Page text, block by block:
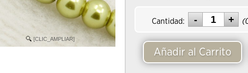
[CLIC_AMPLIAR]
Cantidad: (
Añadir al Carrito